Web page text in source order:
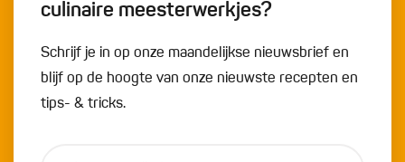
culinaire meesterwerkjes?
Schrijf je in op onze maandelijkse nieuwsbrief en
blijf op de hoogte van onze nieuwste recepten en
tips- & tricks.